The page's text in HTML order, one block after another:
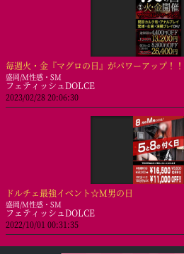
毎週火・金『マグロの日』がパワーアップ！！
盛岡/M性感・SM
フェティッシュDOLCE
2023/02/28 20:06:30
ドルチェ最強イベント☆M男の日
盛岡/M性感・SM
フェティッシュDOLCE
2022/10/01 00:31:35